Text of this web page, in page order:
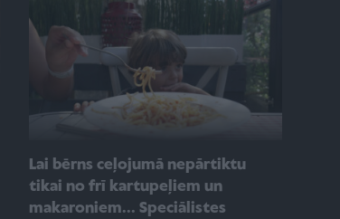
Lai bērns ceļojumā nepārtiktu
tikai no frī kartupeļiem un
makaroniem... Speciālistes